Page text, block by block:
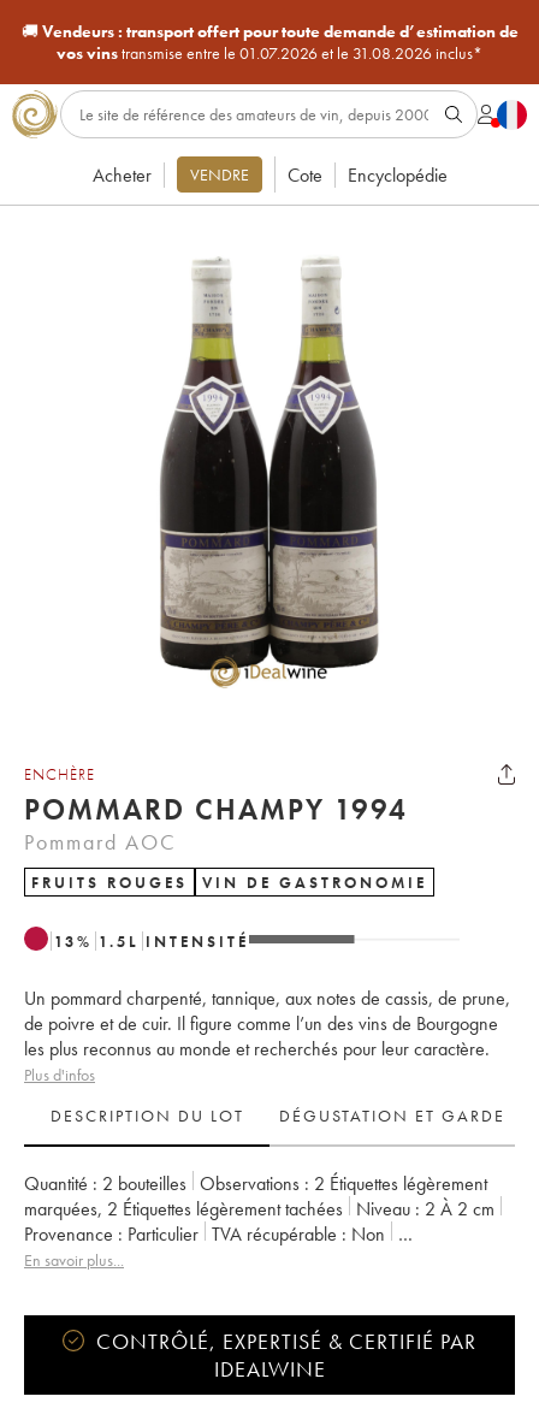
🚚Vendeurs : transport offert pour toute demande d’estimation de
vos vinstransmise entre le 01.07.2026 et le 31.08.2026 inclus*
Acheter VENDRE Cote Encyclopédie
ENCHÈRE
POMMARD CHAMPY 1994
Pommard AOC
FRUITS ROUGES VIN DE GASTRONOMIE
13% 1.5 L INTENSITÉ
Un pommard charpenté, tannique, aux notes de cassis, de prune,
de poivre et de cuir. Il figure comme l’un des vins de Bourgogne
les plus reconnus au monde et recherchés pour leur caractère.
Plus d'infos
DESCRIPTION DU LOT
DÉGUSTATION ET GARDE
Quantité : 2 bouteilles Observations : 2 Étiquettes légèrement
marquées, 2 Étiquettes légèrement tachées Niveau : 2 À 2 cm
Provenance : particulier TVA récupérable :
non
Région :
Bourgogne
En savoir plus...
CONTRÔLÉ, EXPERTISÉ & CERTIFIÉ PAR
IDEALWINE